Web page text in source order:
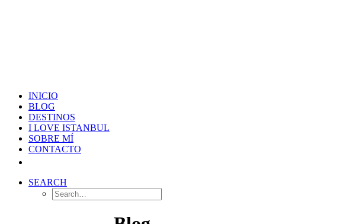
INICIO
BLOG
DESTINOS
I LOVE ISTANBUL
SOBRE MÍ
CONTACTO
SEARCH